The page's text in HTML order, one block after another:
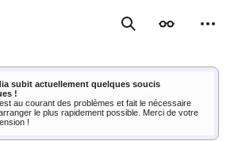
RechercherApparence
subit actuellement quelques soucis
!
au courant des problèmes et fait le nécessaire
le plus rapidement possible. Merci de votre
!